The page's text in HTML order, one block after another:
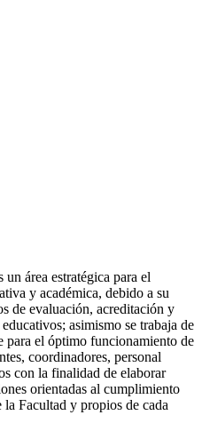
área estratégica para el
y académica, debido a su
de evaluación, acreditación y
asimismo se trabaja de
para el óptimo funcionamiento de
coordinadores, personal
con la finalidad de elaborar
orientadas al cumplimiento
Facultad y propios de cada